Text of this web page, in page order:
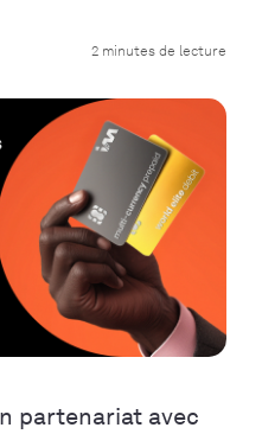
2 minutes de lecture
partenariat avec